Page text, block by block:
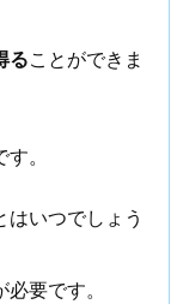
ることができま
す。
いつでしょう
要です。